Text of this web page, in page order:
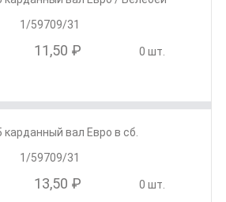
1/59709/31
11,50 ₽ 0 шт.
вал Евро в сб.
1/59709/31
13,50 ₽ 0 шт.